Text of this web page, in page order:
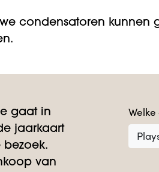
condensatoren kunnen
gaat in
jaarkaart
bezoek.
van